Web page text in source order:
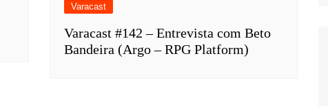
Varacast
Varacast #142 – Entrevista com Beto
Bandeira (Argo – RPG Platform)